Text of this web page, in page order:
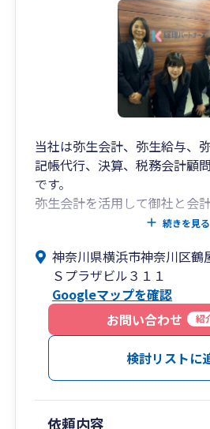
会計・税務の“見える化”を実
相続・事業承継の専門チーム
➥将来の株価対策や世代交代
まで視野に入れた提案が可能
援体制を構築しています。
■このような方におすすめです
・中小企業の経営者様で、決
い”状態にしたい
・創業間もない、または成長
計・税務の整備から始めたい
・将来的に事業承継や相続を
務の準備を進めたい
・生きた事業計画とともに、
■【全国14拠点】※オンライ
当社は弥生会計、弥生給与、
記帳代行、決算、税務会計顧
です。
弥生会計を活用して御社と会
ライド会計や、共有のインタ
す。
ネットが苦手なお客様に対し
も引き続き行っておりますの
ください。
続きを見る
神奈川県横浜市神奈川区鶴
Ｓプラザビル３１１
Googleマップを確認
お問い合わせ
紹
検討リストに
依頼内容